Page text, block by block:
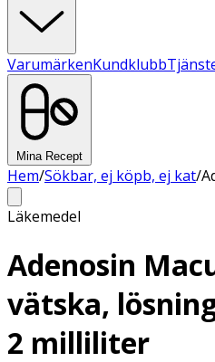
VarumärkenKundklubb
Mina Recept
Hem/Sökbar, ej köpb, ej kat/
Läkemedel
Adenosin
vätska,
2 milliliter